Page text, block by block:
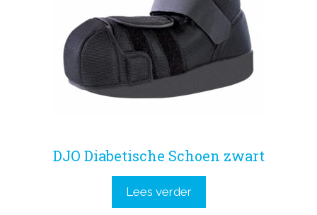
DJO Diabetische Schoen zwart
Lees verder